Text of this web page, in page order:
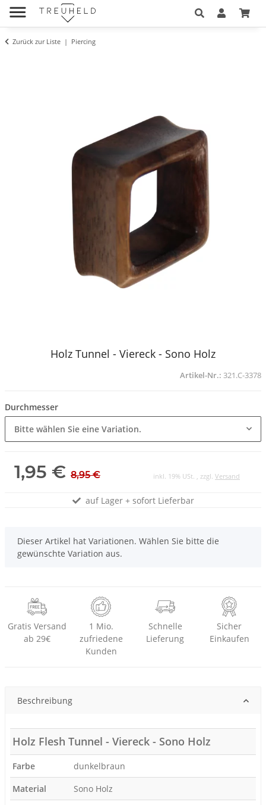
Zurück zur Liste Piercing
Holz Tunnel - Viereck - Sono Holz
Artikel-Nr.: 321.C-3378
Durchmesser
Bitte wählen Sie eine Variation.
1,95 € 8,95 € inkl. 19% USt. , zzgl. Versand
auf Lager + sofort Lieferbar
x
Dieser Artikel hat Variationen. Wählen Sie bitte die
gewünschte Variation aus.
Gratis Versand
ab 29€
1 Mio.
zufriedene
Kunden
Schnelle
Lieferung
Sicher
Einkaufen
Beschreibung
Holz Flesh Tunnel - Viereck - Sono Holz
Farbe
dunkelbraun
Material
Sono Holz